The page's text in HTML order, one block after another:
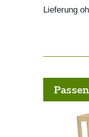
Lieferung